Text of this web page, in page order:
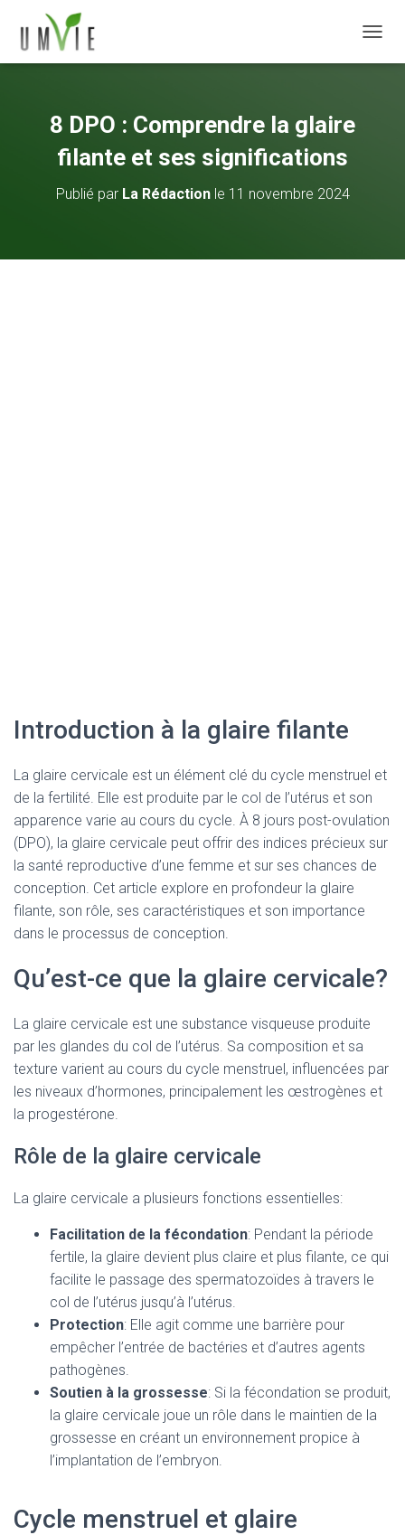
8 DPO : Comprendre la glaire
filante et ses significations
Publié par La Rédactionle 11 novembre 2024
Introduction à la glaire filante
La glaire cervicale est un élément clé du cycle menstruel et
de la fertilité. Elle est produite par le col de l’utérus et son
apparence varie au cours du cycle. À 8 jours post-ovulation
(DPO), la glaire cervicale peut offrir des indices précieux sur
la santé reproductive d’une femme et sur ses chances de
conception. Cet article explore en profondeur la glaire
filante, son rôle, ses caractéristiques et son importance
dans le processus de conception.
Qu’est-ce que la glaire cervicale?
La glaire cervicale est une substance visqueuse produite
par les glandes du col de l’utérus. Sa composition et sa
texture varient au cours du cycle menstruel, influencées par
les niveaux d’hormones, principalement les œstrogènes et
la progestérone.
Rôle de la glaire cervicale
La glaire cervicale a plusieurs fonctions essentielles:
Facilitation de la fécondation: Pendant la période
fertile, la glaire devient plus claire et plus filante, ce qui
facilite le passage des spermatozoïdes à travers le
col de l’utérus jusqu’à l’utérus.
Protection: Elle agit comme une barrière pour
empêcher l’entrée de bactéries et d’autres agents
pathogènes.
Soutien à la grossesse: Si la fécondation se produit,
la glaire cervicale joue un rôle dans le maintien de la
grossesse en créant un environnement propice à
l’implantation de l’embryon.
Cycle menstruel et glaire